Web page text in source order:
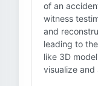
of an
witness
and
leading to
like 3D
visualize and